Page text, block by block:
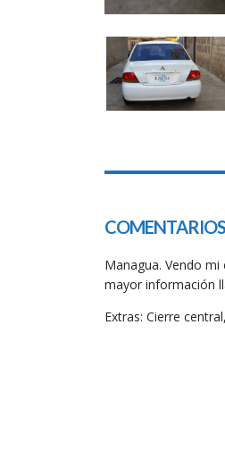
Managua. Vendo mi
mayor información
Extras: Cierre